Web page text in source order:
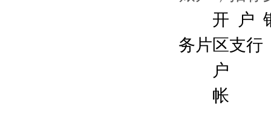
开 户
务片区支行
户 名
帐 号